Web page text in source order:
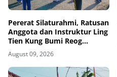
Pererat Silaturahmi, Ratusan
Anggota dan Instruktur Ling
Tien Kung Bumi Reog
Ponorogo Gelar Latihan
Bersama di Embung Pakel
August 09, 2026